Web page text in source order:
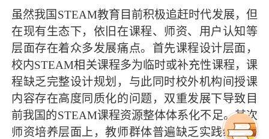
虽然我国STEAM教育目前积极追赶时代发展，但
在现有生态下，依旧在课程、师资、用户认知等
层面存在着众多发展痛点。首先课程设计层面，
校内STEAM相关课程多为临时或补充性课程，课
程缺乏完整设计规划，与此同时校外机构间授课
内容存在高度同质化的问题，双重发展下导致目
前我国的STEAM课程资源整体体系化不足。其次
师资培养层面上，教师群体普遍缺乏实践经验与